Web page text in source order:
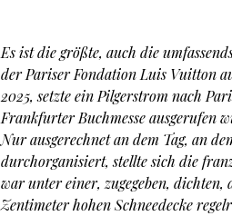
Es ist die größte, auch die
der Pariser Fondation Luis Vuitton
2025, setzte ein Pilgerstrom nach
Frankfurter Buchmesse ausgerufen
Nur ausgerechnet an dem Tag, an
durchorganisiert, stellte sich die
war unter einer, zugegeben,
Zentimeter hohen Schneedecke